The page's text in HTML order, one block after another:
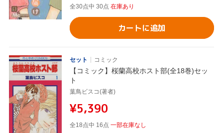
全30点中 30点 在庫あり
カートに追加
セット コミック
【コミック】桜蘭高校ホスト部(全18巻)セッ
ト
葉鳥ビスコ(著者)
¥5,390
全18点中 16点 一部在庫なし